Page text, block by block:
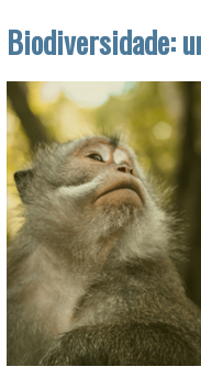
A biodiversidade é uma
vida existentes, desde as
das formigas até à beleza